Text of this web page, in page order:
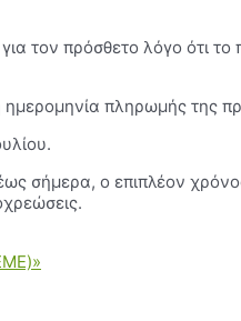
τον πρόσθετο λόγο ότι
ημερομηνία πληρωμής της
σήμερα, ο επιπλέον